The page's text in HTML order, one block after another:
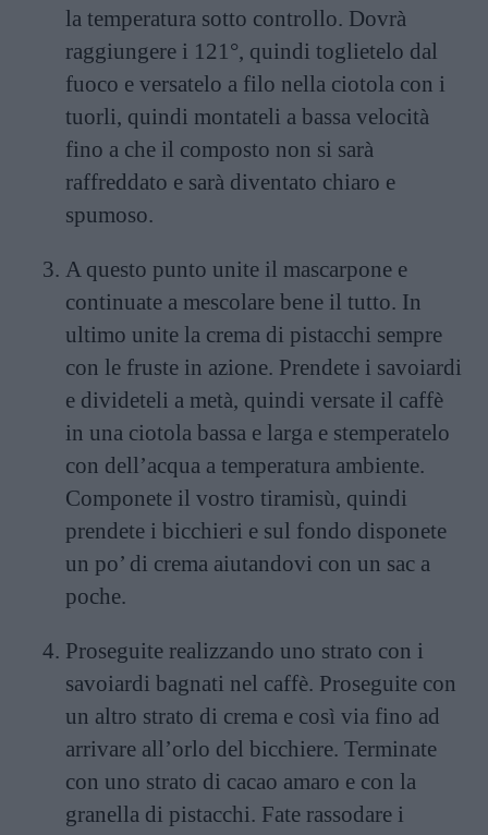
la temperatura sotto controllo. Dovrà
raggiungere i 121°, quindi toglietelo dal
fuoco e versatelo a filo nella ciotola con i
tuorli, quindi montateli a bassa velocità
fino a che il composto non si sarà
raffreddato e sarà diventato chiaro e
spumoso.
A questo punto unite il mascarpone e
continuate a mescolare bene il tutto. In
ultimo unite la crema di pistacchi sempre
con le fruste in azione. Prendete i savoiardi
e divideteli a metà, quindi versate il caffè
in una ciotola bassa e larga e stemperatelo
con dell’acqua a temperatura ambiente.
Componete il vostro tiramisù, quindi
prendete i bicchieri e sul fondo disponete
un po’ di crema aiutandovi con un sac a
poche.
Proseguite realizzando uno strato con i
savoiardi bagnati nel caffè. Proseguite con
un altro strato di crema e così via fino ad
arrivare all’orlo del bicchiere. Terminate
con uno strato di cacao amaro e con la
granella di pistacchi. Fate rassodare i